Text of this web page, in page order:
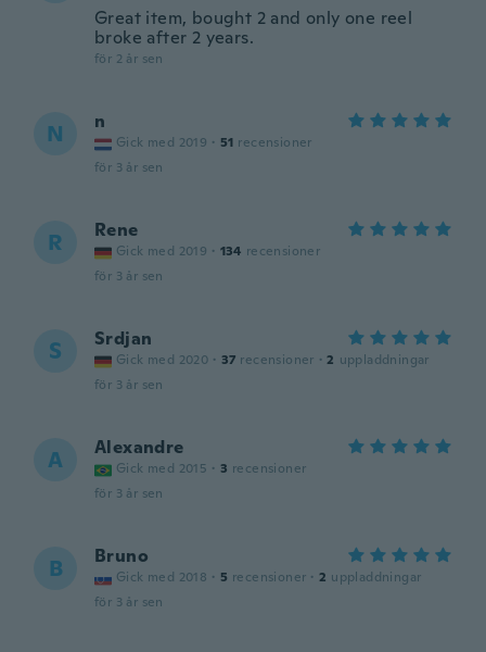
Great item, bought 2 and only one reel
broke after 2 years.
för 2 år sen
N n
Gick med 2019 · 51 recensioner
för 3 år sen
R Rene
Gick med 2019 · 134 recensioner
för 3 år sen
S Srdjan
Gick med 2020 · 37 recensioner · 2 uppladdningar
för 3 år sen
A Alexandre
Gick med 2015 · 3 recensioner
för 3 år sen
B Bruno
Gick med 2018 · 5 recensioner · 2 uppladdningar
för 3 år sen